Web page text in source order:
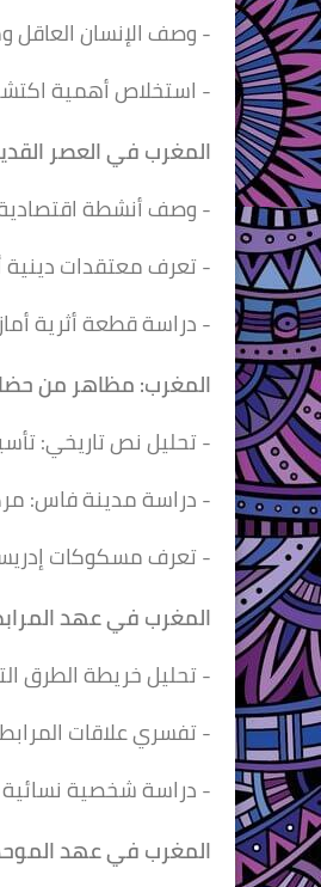
- وصف الإنسان العاقل
- استخلاص أهمية
المغرب في العصر
- وصف أنشطة اقتصادية
- تعرف معتقدات دينية
- دراسة قطعة أثرية
المغرب: مظاهر من
- تحليل نص تاريخي:
- دراسة مدينة فاس:
- تعرف مسكوكات
المغرب في عهد
- تحليل خريطة الطرق
- تفسري علاقات
- دراسة شخصية نسائية
المغرب في عهد